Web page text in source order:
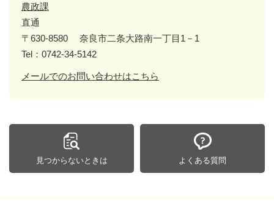
農政課
直通
〒630-8580
奈良市二条大路南一丁目1－1
Tel：0742-34-5142
メールでのお問い合わせはこちら
見つからないときは よくある質問